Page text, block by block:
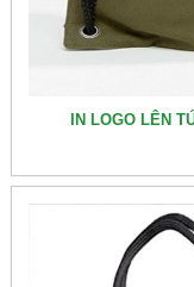
IN LOGO LÊN